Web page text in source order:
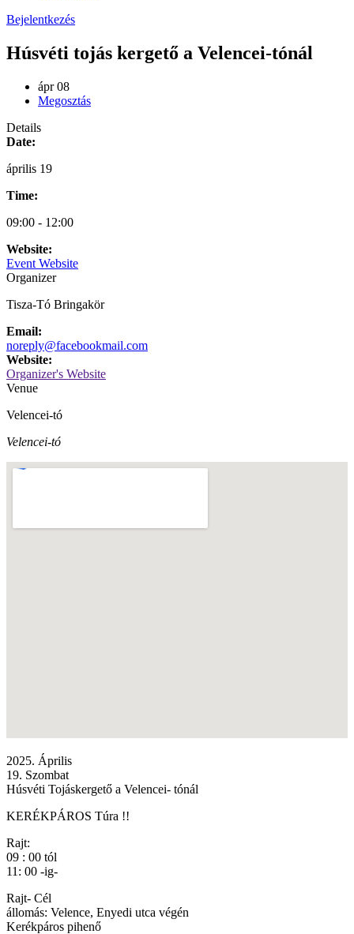
Bejelentkezés
Húsvéti tojás kergető a Velencei-tónál
ápr 08
Megosztás
Details
Date:
április 19
Time:
09:00 - 12:00
Website:
Event Website
Organizer
Tisza-Tó Bringakör
Email:
noreply@facebookmail.com
Website:
Organizer's Website
Venue
Velencei-tó
Velencei-tó
2025. Április
19. Szombat
Húsvéti Tojáskergető a Velencei- tónál
KERÉKPÁROS Túra !!
Rajt:
09 : 00 tól
11: 00 -ig-
Rajt- Cél
állomás: Velence, Enyedi utca végén
Kerékpáros pihenő